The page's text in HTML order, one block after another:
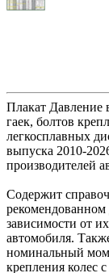
Плакат Давление
гаек, болтов
легкосплавных
выпуска 2010-
производителей
Содержит
зависимости от
автомобиля.
номинальный
крепления колес